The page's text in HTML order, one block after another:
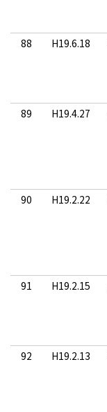
88 H19.6.18
89
H19.4.27
90
H19.2.22
91
H19.2.15
92
H19.2.13